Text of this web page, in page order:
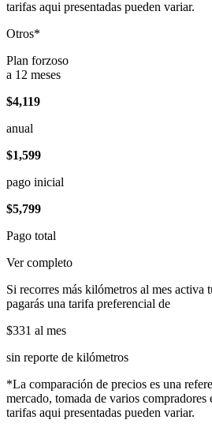
tarifas aqui presentadas pueden variar.
Otros*
Plan forzoso
a 12 meses
$4,119
anual
$1,599
pago inicial
$5,799
Pago total
Ver completo
Si recorres más kilómetros al mes activa
pagarás una tarifa preferencial de
$331 al mes
sin reporte de kilómetros
*La comparación de precios es una
mercado, tomada de varios
tarifas aqui presentadas pueden variar.